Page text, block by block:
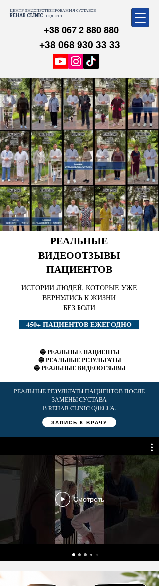
ЦЕНТР ЭНДОПРОТЕЗИРОВАНИЯ СУСТАВОВ
REHAB CLINIC В ОДЕССЕ
+38 067 2 880 880
+38 068 930 33 33
РЕАЛЬНЫЕ
ВИДЕООТЗЫВЫ
ПАЦИЕНТОВ
ИСТОРИИ ЛЮДЕЙ, КОТОРЫЕ УЖЕ
ВЕРНУЛИСЬ К ЖИЗНИ
БЕЗ БОЛИ
450+ ПАЦИЕНТОВ ЕЖЕГОДНО
🔵 РЕАЛЬНЫЕ ПАЦИЕНТЫ
🔵 РЕАЛЬНЫЕ РЕЗУЛЬТАТЫ
🔵 РЕАЛЬНЫЕ ВИДЕООТЗЫВЫ
РЕАЛЬНЫЕ РЕЗУЛЬТАТЫ ПАЦИЕНТОВ ПОСЛЕ
ЗАМЕНЫ СУСТАВА
В REHAB CLINIC ОДЕССА.
ЗАПИСЬ К ВРАЧУ
Смотреть